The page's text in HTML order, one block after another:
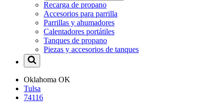
Recarga de propano
Accesorios para parrilla
Parrillas y ahumadores
Calentadores portátiles
Tanques de propano
Piezas y accesorios de tanques
Oklahoma OK
Tulsa
74116